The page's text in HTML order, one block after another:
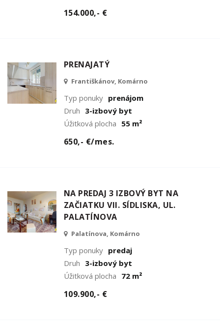
154.000,- €
PRENAJATÝ
Františkánov, Komárno
Typ ponuky prenájom
Druh 3-izbový byt
Úžitková plocha 55 m²
650,- €/mes.
NA PREDAJ 3 IZBOVÝ BYT NA
ZAČIATKU VII. SÍDLISKA, UL.
PALATÍNOVA
Palatínova, Komárno
Typ ponuky predaj
Druh 3-izbový byt
Úžitková plocha 72 m²
109.900,- €